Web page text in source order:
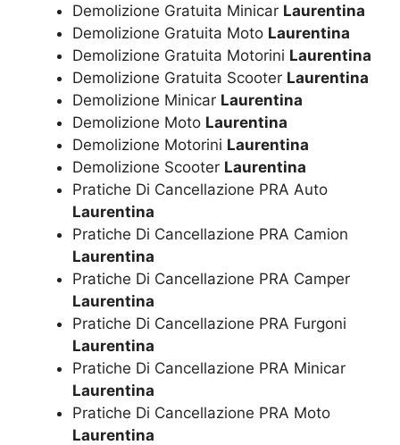
Demolizione Gratuita Minicar Laurentina
Demolizione Gratuita Moto Laurentina
Demolizione Gratuita Motorini Laurentina
Demolizione Gratuita Scooter Laurentina
Demolizione Minicar Laurentina
Demolizione Moto Laurentina
Demolizione Motorini Laurentina
Demolizione Scooter Laurentina
Pratiche Di Cancellazione PRA Auto
Laurentina
Pratiche Di Cancellazione PRA Camion
Laurentina
Pratiche Di Cancellazione PRA Camper
Laurentina
Pratiche Di Cancellazione PRA Furgoni
Laurentina
Pratiche Di Cancellazione PRA Minicar
Laurentina
Pratiche Di Cancellazione PRA Moto
Laurentina